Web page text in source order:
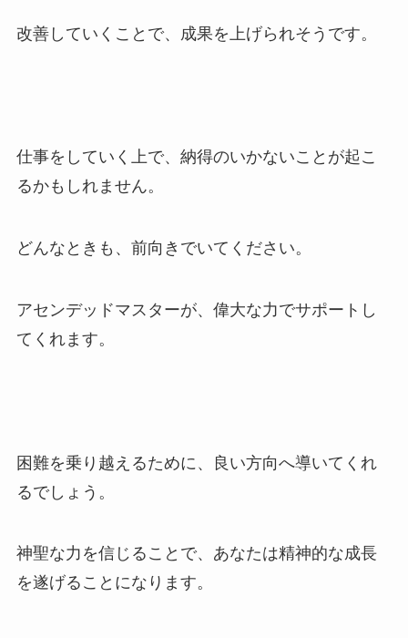
改善していくことで、成果を上げられそうです。
仕事をしていく上で、納得のいかないことが起こ
るかもしれません。
どんなときも、前向きでいてください。
アセンデッドマスターが、偉大な力でサポートし
てくれます。
困難を乗り越えるために、良い方向へ導いてくれ
るでしょう。
神聖な力を信じることで、あなたは精神的な成長
を遂げることになります。